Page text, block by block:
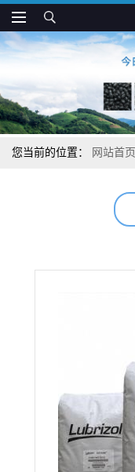
您当前的位置： 网站首页